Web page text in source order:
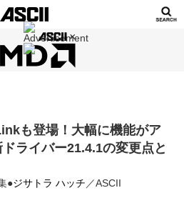
も登場！大幅に機能がア
ライバー21.4.1の変更点と
●ジサトラ ハッチ ／ASCII